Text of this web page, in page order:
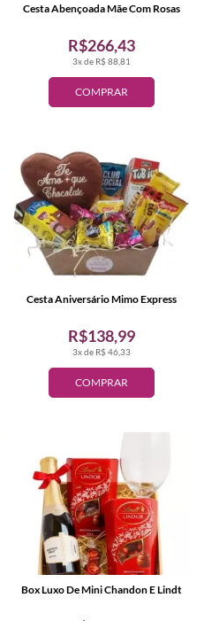
COMPRAR
3x de R$ 88,81
R$266,43
Cesta Abençoada Mãe Com Rosas
COMPRAR
3x de R$ 46,33
R$138,99
Cesta Aniversário Mimo Express
Box Luxo De Mini Chandon E Lindt